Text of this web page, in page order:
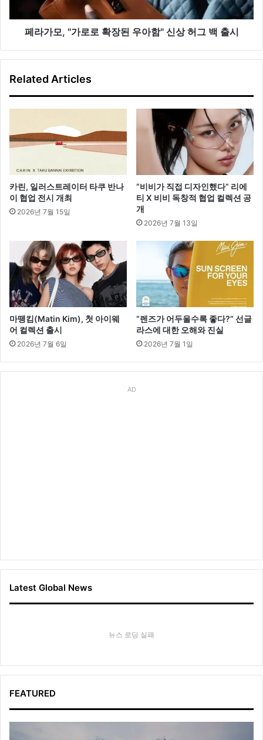
장
신
출
페라가모, "가로로 확장된 우아함" 신상 허그 백 출시
Related Articles
카린, 일러스트레이터 타쿠 반나
이 협업 전시 개최
2026년 7월 15일
“비비가 직접 디자인했다” 리에
티 X 비비 독창적 협업 컬렉션 공
개
2026년 7월 13일
마뗑킴(Matin Kim), 첫 아이웨
어 컬렉션 출시
2026년 7월 6일
“렌즈가 어두울수록 좋다?” 선글
라스에 대한 오해와 진실
2026년 7월 1일
AD
Latest Global News
뉴스 로딩 실패
FEATURED